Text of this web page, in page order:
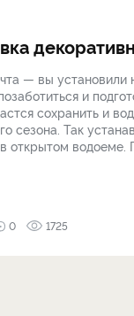
— вы уста­новили
и
сохранить и
сезона. Так
открытом водоеме.
0 1725